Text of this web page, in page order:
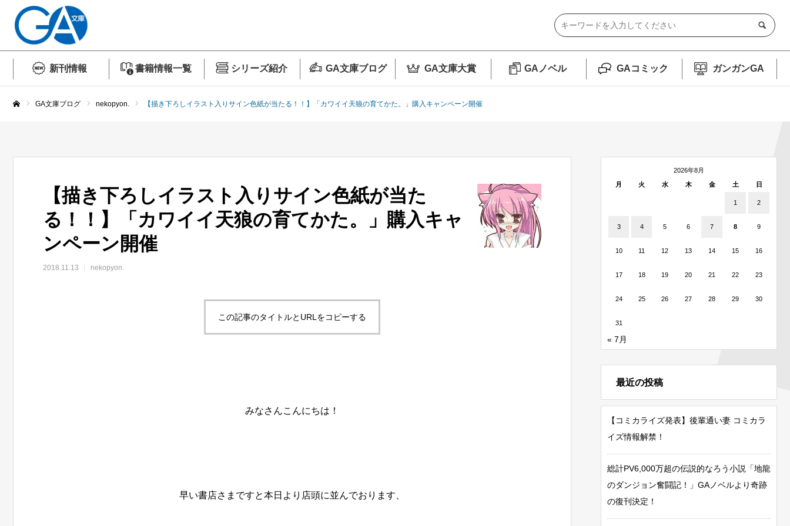
新刊情報 書籍情報一覧 シリーズ紹介 GA文庫ブログ GA文庫大賞 GAノベル GAコミック ガンガンGA
GA文庫ブログ nekopyon. 【描き下ろしイラスト入りサイン色紙が当たる！！】「カワイイ天狼の育てかた。」購入キャンペーン開催
【描き下ろしイラスト入りサイン色紙が当た
る！！】「カワイイ天狼の育てかた。」購入キャ
ンペーン開催
2018.11.13 nekopyon.
この記事のタイトルとURLをコピーする
みなさんこんにちは！
早い書店さまですと本日より店頭に並んでおります、
2026年8月
月
火 水 木 金 土 日
1 2
3 4 5 6 7 8 9
10 11 12 13 14 15 16
17 18 19 20 21 22 23
24 25 26 27 28 29 30
31
« 7月
最近の投稿
【コミカライズ発表】後輩通い妻 コミカラ
イズ情報解禁！
総計PV6,000万超の伝説的なろう小説「地龍
のダンジョン奮闘記！」GAノベルより奇跡
の復刊決定！